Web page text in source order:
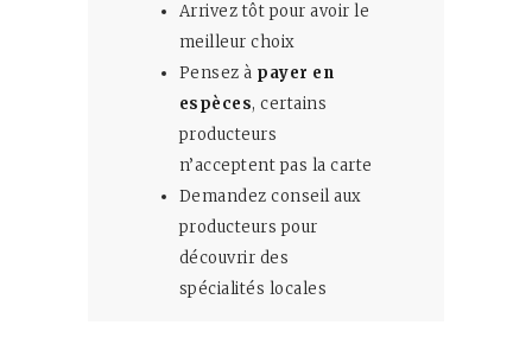
Arrivez tôt pour avoir le
meilleur choix
Pensez à payer en
espèces, certains
producteurs
n’acceptent pas la carte
Demandez conseil aux
producteurs pour
découvrir des
spécialités locales